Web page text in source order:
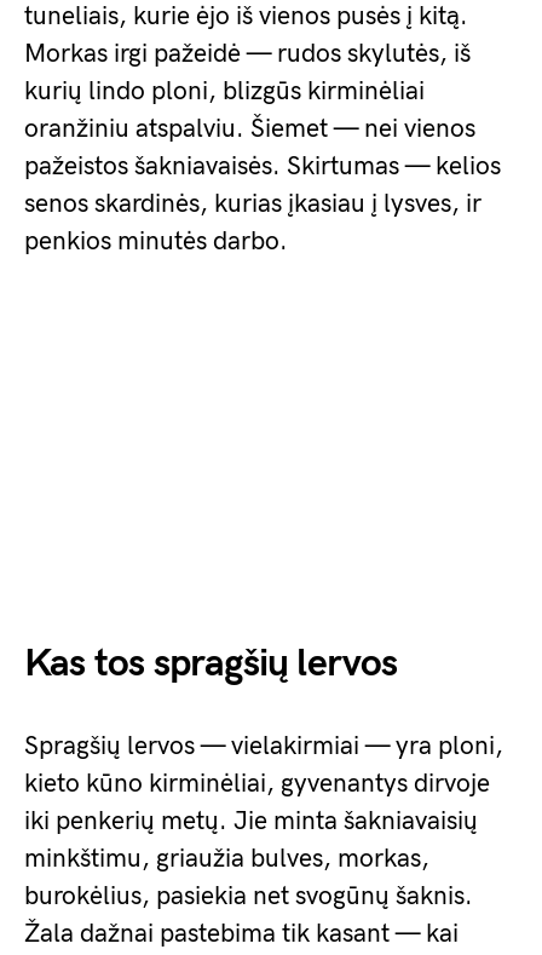
tuneliais, kurie ėjo iš vienos pusės į kitą.
Morkas irgi pažeidė — rudos skylutės, iš
kurių lindo ploni, blizgūs kirminėliai
oranžiniu atspalviu. Šiemet — nei vienos
pažeistos šakniavaisės. Skirtumas — kelios
senos skardinės, kurias įkasiau į lysves, ir
penkios minutės darbo.
Kas tos spragšių lervos
Spragšių lervos — vielakirmiai — yra ploni,
kieto kūno kirminėliai, gyvenantys dirvoje
iki penkerių metų. Jie minta šakniavaisių
minkštimu, griaužia bulves, morkas,
burokėlius, pasiekia net svogūnų šaknis.
Žala dažnai pastebima tik kasant — kai